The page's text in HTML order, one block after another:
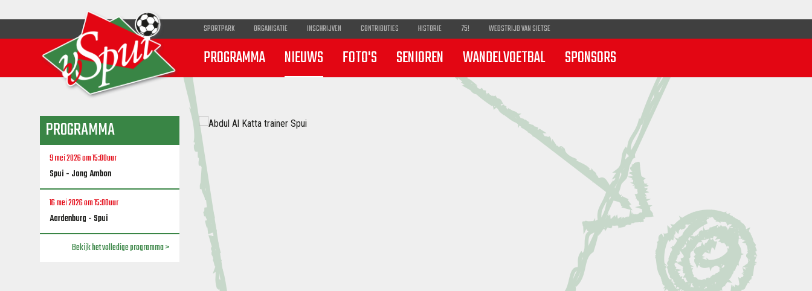
SPORTPARK ORGANISATIE INSCHRIJVEN CONTRIBUTIES HISTORIE 75! WEDSTRIJD VAN SIETSE
PROGRAMMA NIEUWS FOTO'S SENIOREN WANDELVOETBAL SPONSORS
PROGRAMMA
9 mei 2026 om 15:00uur
Spui - Jong Ambon
16 mei 2026 om 15:00uur
Aardenburg - Spui
Bekijk het volledige programma >